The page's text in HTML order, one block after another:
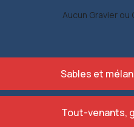
Sables et
Tout-venants,
Aucun Gravier